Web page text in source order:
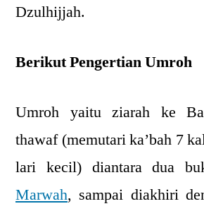
Dzulhijjah.
Berikut Pengertian Umroh
Umroh yaitu ziarah ke
thawaf (memutari ka’bah 7
lari kecil) diantara dua
Marwah, sampai diakhiri